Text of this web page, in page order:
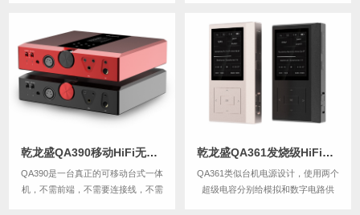
深刻，而通透精致的结像又让人仿佛
置身于音乐现场，难得的是声音气势
动态也有了与身形不相符的表现，它
是一台能让人...
电池作为乒乓缓冲的再生电源处理
器。我们外购了一款含有多国安规认
证的电源适配器，来作为它的源，或
者说为它充...
乾龙盛QA390移动HiFi无损音乐播放DAC解码器耳放一体机
QA390是一台真正的可移动台式一体
机，不需前端，不需要连接线，不需
乾龙盛QA361发烧级HiFi无损音乐播放器
QA361类似台机电源设计，使用两个
超级电容分别给模拟和数字电路供